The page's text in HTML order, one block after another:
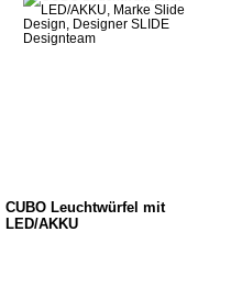
CUBO Leuchtwürfel mit
LED/AKKU